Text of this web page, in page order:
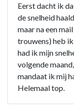
Eerst dacht ik
de snelheid
maar na een
trouwens) heb
had ik mijn
volgende
mandaat ik mij
Helemaal top.